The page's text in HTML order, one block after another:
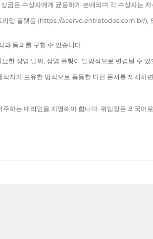
금은 수상자에게 균등하게 분배되며 각 수상자는
밍 플랫폼 (https://acervo.entretodos.com.br/),
과 동의를 구할 수 있습니다.
한 상영 날짜, 상영 유형이 일방적으로 변경될 수
자가 보유한 법적으로 동등한 다른 문서를 제시하
하는 대리인을 지명해야 합니다. 위임장은 외국어